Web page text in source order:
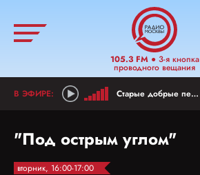
105.3 FM● 3-я кнопка
проводного вещания
Старые добрые песни из детства
"Под острым углом"
вторник, 16:00-17:00